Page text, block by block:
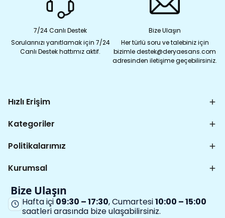
7/24 Canlı Destek
Sorularınızı yanıtlamak için 7/24
Canlı Destek hattımız aktif.
Bize Ulaşın
Her türlü soru ve talebiniz için
bizimle destek@deryaesans.com
adresinden iletişime geçebilirsiniz.
Hızlı Erişim
Kategoriler
Politikalarımız
Kurumsal
Bize Ulaşın
Hafta içi 09:30 – 17:30, Cumartesi10:00 – 15:00
saatleri arasında bize ulaşabilirsiniz.